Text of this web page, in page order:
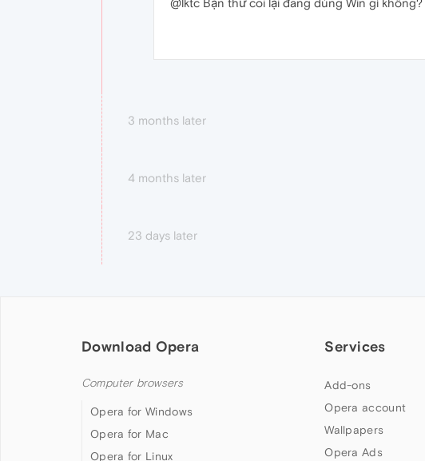
@lktc Bạn thử coi lại đang dùng Win gì không?
3 months later
4 months later
23 days later
Download Opera
Computer browsers
Opera for Windows
Opera for Mac
Opera for Linux
Services
Add-ons
Opera account
Wallpapers
Opera Ads